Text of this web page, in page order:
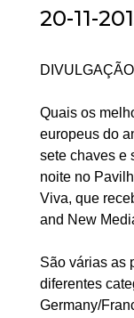
20-11-
Quais os
europeus do
sete chaves e
noite no
Viva, que
and New
São várias as
diferentes
Germany/